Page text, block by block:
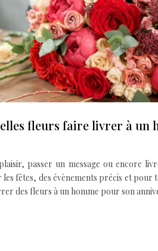
fleurs faire livrer à un
passer un message ou encore
fêtes, des évènements précis et pour
des fleurs à un homme pour son